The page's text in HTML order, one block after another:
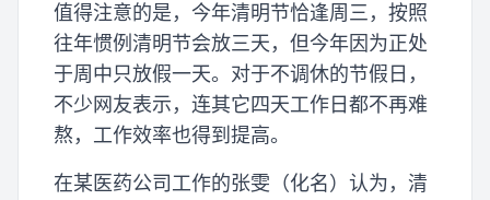
值得注意的是，今年清明节恰逢周三，按照
往年惯例清明节会放三天，但今年因为正处
于周中只放假一天。对于不调休的节假日，
不少网友表示，连其它四天工作日都不再难
熬，工作效率也得到提高。
在某医药公司工作的张雯（化名）认为，清